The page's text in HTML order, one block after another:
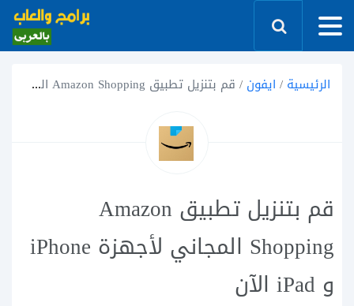
الرئيسية / ايفون / قم بتنزيل تطبيق Amazon Shopping المجاني لأجهزة iPhone و iPad الآن
قم بتنزيل تطبيق Amazon
Shopping المجاني لأجهزة iPhone
و iPad الآن